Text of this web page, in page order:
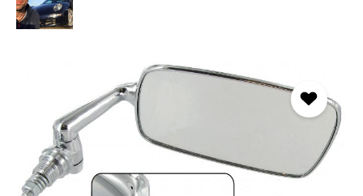
Bildergalerie überspringen